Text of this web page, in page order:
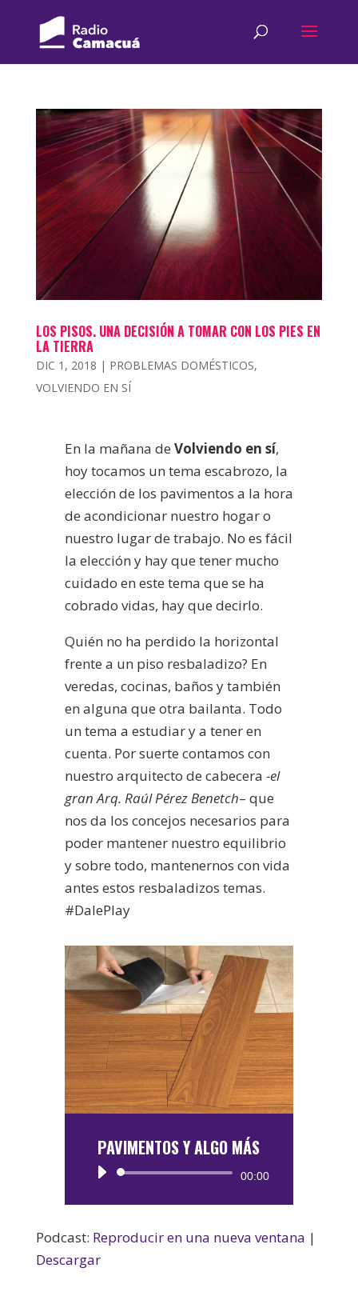
LOS PISOS. UNA DECISIÓN A TOMAR CON LOS PIES EN
LA TIERRA
DIC 1, 2018 | PROBLEMAS DOMÉSTICOS,
VOLVIENDO EN SÍ
En la mañana de Volviendo en sí,
hoy tocamos un tema escabrozo, la
elección de los pavimentos a la hora
de acondicionar nuestro hogar o
nuestro lugar de trabajo. No es fácil
la elección y hay que tener mucho
cuidado en este tema que se ha
cobrado vidas, hay que decirlo.
Quién no ha perdido la horizontal
frente a un piso resbaladizo? En
veredas, cocinas, baños y también
en alguna que otra bailanta. Todo
un tema a estudiar y a tener en
cuenta. Por suerte contamos con
nuestro arquitecto de cabecera -el
gran Arq. Raúl Pérez Benetch– que
nos da los concejos necesarios para
poder mantener nuestro equilibrio
y sobre todo, mantenernos con vida
antes estos resbaladizos temas.
#DalePlay
PAVIMENTOS Y ALGO MÁS
Reproductor
00:00
Podcast: Reproducir en una nueva ventana |
Descargar